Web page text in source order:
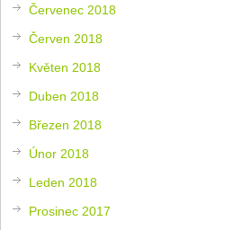
Červenec 2018
Červen 2018
Květen 2018
Duben 2018
Březen 2018
Únor 2018
Leden 2018
Prosinec 2017